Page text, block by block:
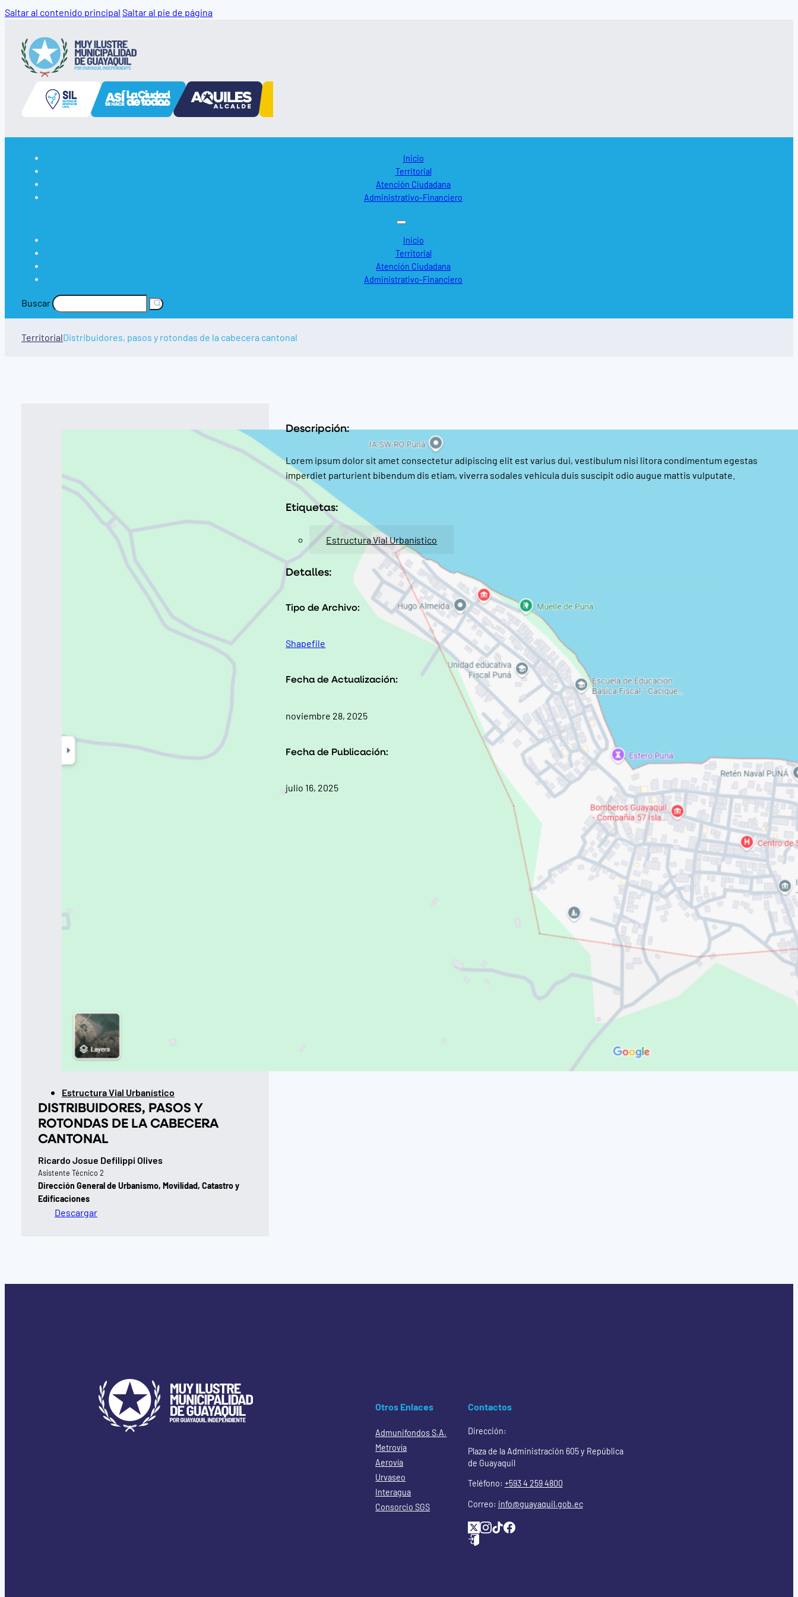
Saltar al contenido principal Saltar al pie de página
Inicio
Territorial
Atención Ciudadana
Administrativo-Financiero
Inicio
Territorial
Atención Ciudadana
Administrativo-Financiero
Buscar
TerritorialDistribuidores, pasos y rotondas de la cabecera cantonal
Estructura Vial Urbanístico
DISTRIBUIDORES, PASOS Y
ROTONDAS DE LA CABECERA
CANTONAL
Ricardo Josue Defilippi Olives
Asistente Técnico 2
Dirección General de Urbanismo, Movilidad, Catastro y
Edificaciones
Descargar
Descripción:
Lorem ipsum dolor sit amet consectetur adipiscing elit est varius dui, vestibulum nisi litora condimentum egestas
imperdiet parturient bibendum dis etiam, viverra sodales vehicula duis suscipit odio augue mattis vulputate.
Etiquetas:
Estructura Vial Urbanístico
Detalles:
Tipo de Archivo:
Shapefile
Fecha de Actualización:
noviembre 28, 2025
Fecha de Publicación:
julio 16, 2025
Otros Enlaces
Admunifondos S.A.
Metrovía
Aerovía
Urvaseo
Interagua
Consorcio SGS
Contactos
Dirección:
Plaza de la Administración 605 y República
de Guayaquil
Teléfono: +593 4 259 4800
Correo: info@guayaquil.gob.ec